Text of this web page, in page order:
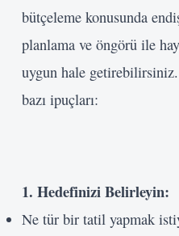
bütçeleme konusunda
planlama ve öngörü ile
uygun hale
bazı ipuçları:
1. Hedefinizi Belirleyin:
Ne tür bir tatil yapmak